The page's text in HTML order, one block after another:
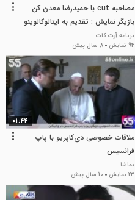
مصاحبه cut با حمیدرضا معدن کن
بازیگر نمایش : تقدیم به ایتالوکالوینو
/ تهیه و ساخت مهرداد نونهال
برنامه آرت کات
94 نمایش
8 سال پیش
01:44
ملاقات خصوصی دی‌کاپریو با پاپ
فرانسیس
نماشا
23 نمایش
10 سال پیش